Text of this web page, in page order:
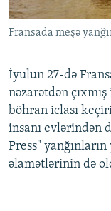
Fransada meşə
İyulun 27-də
nəzarətdən
böhran iclası
insanı evlərindən
Press"
əlamətlərinin də